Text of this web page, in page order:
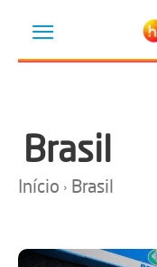
Brasil
Início Brasil